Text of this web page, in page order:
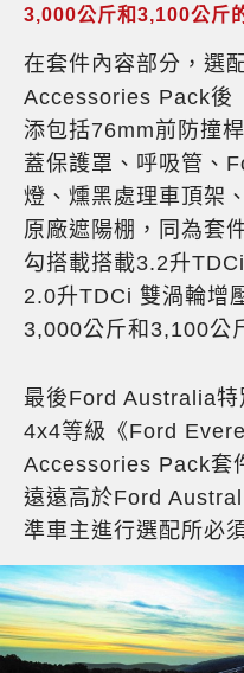
3,000公斤和3,100公斤
在套件內容部分，選
Accessories Pack後
添包括76mm前防撞
蓋保護罩、呼吸管、
燈、燻黑處理車頂架
原廠遮陽棚，同為套
勾搭載搭載3.2升
2.0升TDCi 雙渦輪增
3,000公斤和3,100公
最後Ford Australia特
4x4等級《Ford
Accessories Pack套
遠遠高於Ford
準車主進行選配所必